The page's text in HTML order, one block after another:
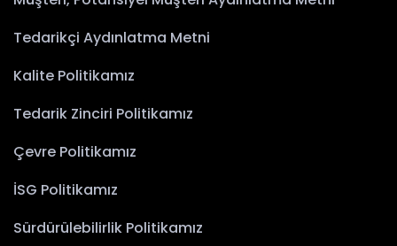
Tedarikçi Aydınlatma Metni
Kalite Politikamız
Tedarik Zinciri Politikamız
Çevre Politikamız
İSG Politikamız
Sürdürülebilirlik Politikamız